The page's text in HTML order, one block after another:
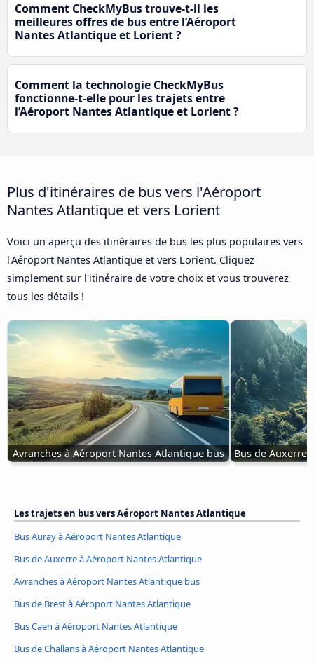
Comment CheckMyBus trouve-t-il les
meilleures offres de bus entre l’Aéroport
Nantes Atlantique et Lorient ?
Comment la technologie CheckMyBus
fonctionne-t-elle pour les trajets entre
l’Aéroport Nantes Atlantique et Lorient ?
Plus d'itinéraires de bus vers l'Aéroport
Nantes Atlantique et vers Lorient
Voici un aperçu des itinéraires de bus les plus populaires vers
l'Aéroport Nantes Atlantique et vers Lorient. Cliquez
simplement sur l'itinéraire de votre choix et vous trouverez
tous les détails !
Avranches à Aéroport Nantes Atlantique bus Bus de Auxerre
Les trajets en bus vers Aéroport Nantes Atlantique
Bus Auray à Aéroport Nantes Atlantique
Bus de Auxerre à Aéroport Nantes Atlantique
Avranches à Aéroport Nantes Atlantique bus
Bus de Brest à Aéroport Nantes Atlantique
Bus Caen à Aéroport Nantes Atlantique
Bus de Challans à Aéroport Nantes Atlantique